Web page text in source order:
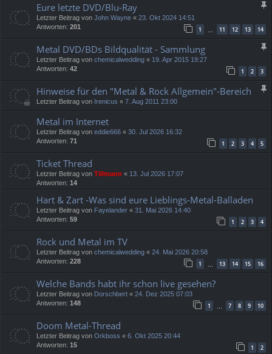
Eure letzte DVD/Blu-Ray
Letzter Beitrag von John Wayne « 23. Okt 2024 14:51
Antworten: 201 1 11 12 13 14
Metal DVD/BDs Bildqualität - Sammlung
Letzter Beitrag von chemicalwedding « 19. Apr 2015 19:27
Antworten: 42 1 2 3
Hinweise für den "Metal & Rock Allgemein"-Bereich
Letzter Beitrag von Irenicus « 7. Aug 2011 23:00
Metal im Internet
Letzter Beitrag von eddie666 « 30. Jul 2026 16:32
Antworten: 71 1 2 3 4 5
Ticket Thread
Letzter Beitrag von Tillmann « 13. Jul 2026 17:07
Antworten: 14
Hart & Zart -Was sind eure Lieblings-Metal-Balladen
Letzter Beitrag von Fayelander « 31. Mai 2026 14:40
Antworten: 59 1 2 3 4
Rock und Metal im TV
Letzter Beitrag von chemicalwedding « 24. Mai 2026 20:58
Antworten: 228 1 … 13 14 15 16
Welche Bands habt ihr schon live gesehen?
Letzter Beitrag von Dorschbert « 24. Dez 2025 07:03
Antworten: 148 1 … 7 8 9 10
Doom Metal-Thread
Letzter Beitrag von Orkboss « 6. Okt 2025 20:44
Antworten: 15 1 2